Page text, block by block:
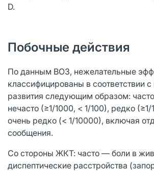
D.
Побочные действия
По данным ВОЗ, нежелательные
классифицированы в соответствии с
развития следующим образом: часто
нечасто (≥1/1000, < 1/100), редко
очень редко (< 1/10000), включая
сообщения.
Со стороны ЖКТ: часто — боли в
диспептические расстройства